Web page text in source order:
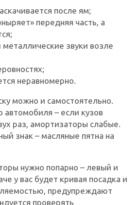
после ям;
передняя часть, а
звуки возле
неравномерно.
можно и самостоятельно.
– если кузов
раз, амортизаторы слабые.
знак – масляные пятна на
нужно попарно – левый и
у вас будет кривая посадка и
предупреждают
проверять